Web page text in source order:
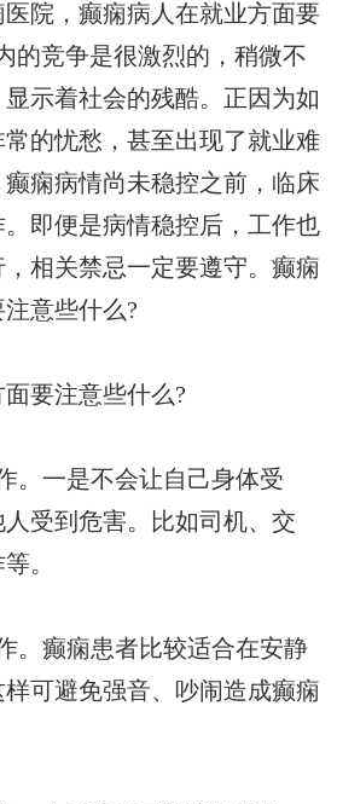
，癫痫病人在就业方面要
的竞争是很激烈的，稍微不
示着社会的残酷。正因为如
的忧愁，甚至出现了就业难
痫病情尚未稳控之前，临床
即便是病情稳控后，工作也
相关禁忌一定要遵守。癫痫
意些什么?
要注意些什么?
。一是不会让自己身体受
受到危害。比如司机、交
。
。癫痫患者比较适合在安静
可避免强音、吵闹造成癫痫